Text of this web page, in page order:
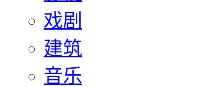
戏剧
建筑
音乐